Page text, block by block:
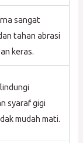
sangat
tahan abrasi
keras.
syaraf gigi
mudah mati.